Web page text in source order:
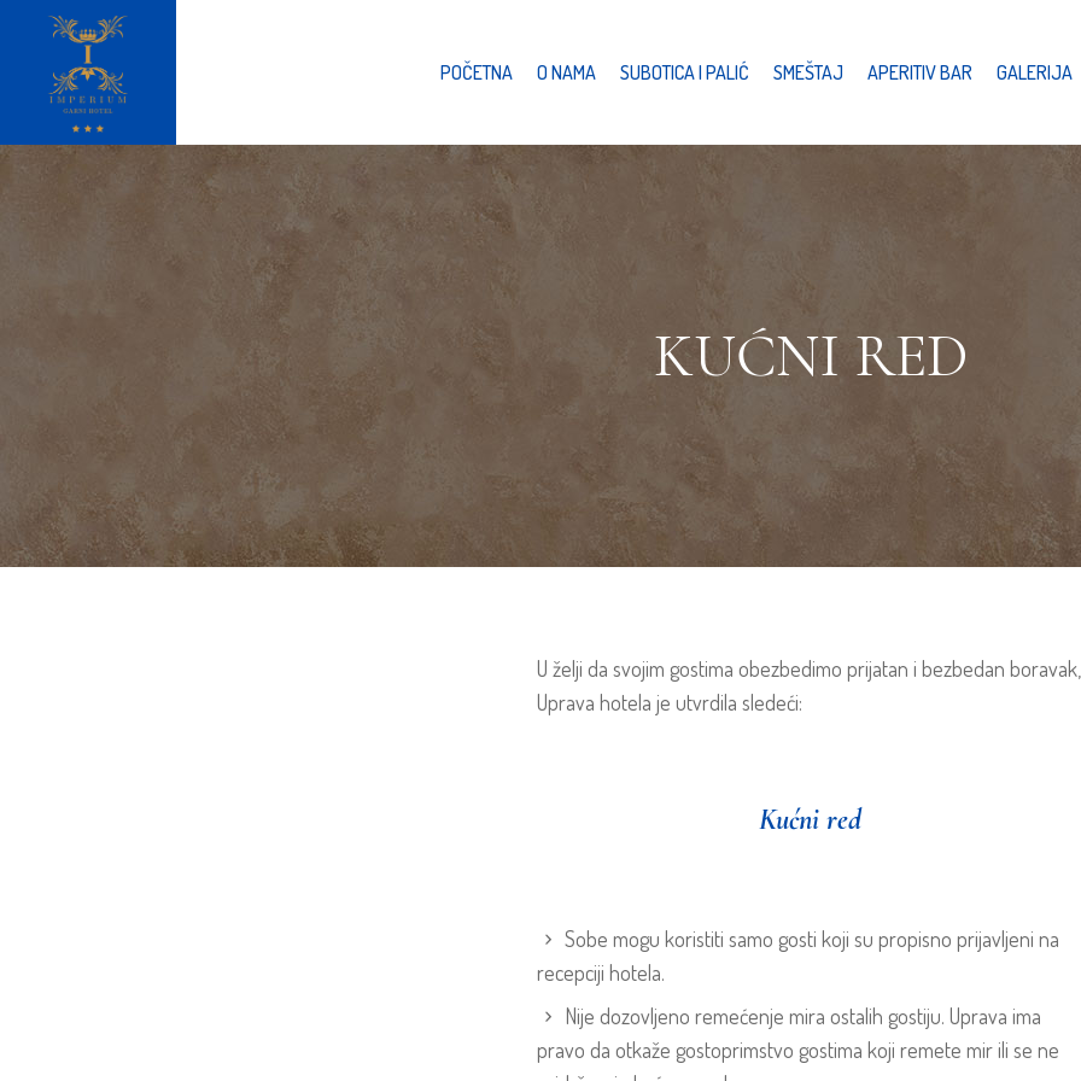
POČETNA O NAMA SUBOTICA I PALIĆ SMEŠTAJ APERITIV BAR GALERIJA
KUĆNI RED
U želji da svojim gostima obezbedimo prijatan i bezbedan boravak,
Uprava hotela je utvrdila sledeći:
Kućni red
Sobe mogu koristiti samo gosti koji su propisno prijavljeni na
recepciji hotela.
Nije dozovljeno remećenje mira ostalih gostiju. Uprava ima
pravo da otkaže gostoprimstvo gostima koji remete mir ili se ne